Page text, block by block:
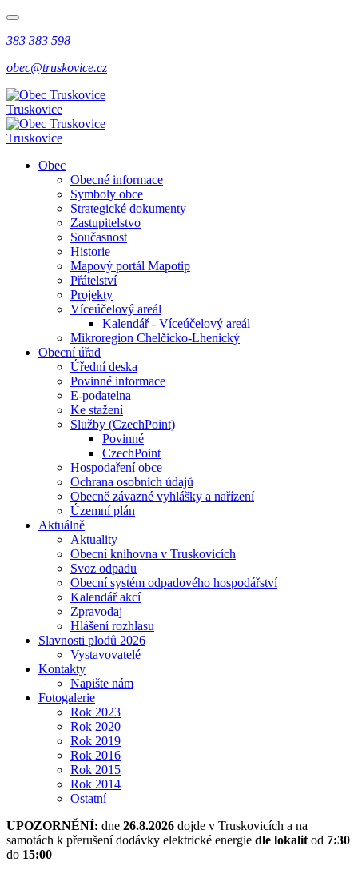
383 383 598
obec@truskovice.cz
Truskovice
Truskovice
Obec
Obecné informace
Symboly obce
Strategické dokumenty
Zastupitelstvo
Současnost
Historie
Mapový portál Mapotip
Přátelství
Projekty
Víceúčelový areál
Kalendář - Víceúčelový areál
Mikroregion Chelčicko-Lhenický
Obecní úřad
Úřední deska
Povinné informace
E-podatelna
Ke stažení
Služby (CzechPoint)
Povinné
CzechPoint
Hospodaření obce
Ochrana osobních údajů
Obecně závazné vyhlášky a nařízení
Územní plán
Aktuálně
Aktuality
Obecní knihovna v Truskovicích
Svoz odpadu
Obecní systém odpadového hospodářství
Kalendář akcí
Zpravodaj
Hlášení rozhlasu
Slavnosti plodů 2026
Vystavovatelé
Kontakty
Napište nám
Fotogalerie
Rok 2023
Rok 2020
Rok 2019
Rok 2016
Rok 2015
Rok 2014
Ostatní
UPOZORNĚNÍ: dne 26.8.2026 dojde v Truskovicích a na
samotách k přerušení dodávky elektrické energie dle lokalit od 7:30
do 15:00